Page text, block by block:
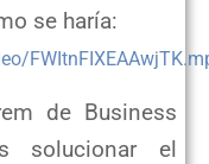
se haría:
de Business
solucionar el